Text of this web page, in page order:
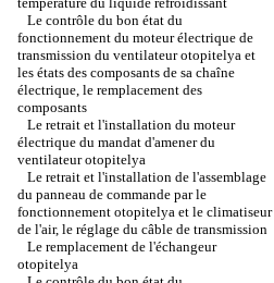
Le contrôle du bon état du
fonctionnement du moteur électrique de
transmission du ventilateur otopitelya et
les états des composants de sa chaîne
électrique, le remplacement des
composants
Le retrait et l'installation du moteur
électrique du mandat d'amener du
ventilateur otopitelya
Le retrait et l'installation de l'assemblage
du panneau de commande par le
fonctionnement otopitelya et le climatiseur
de l'air, le réglage du câble de transmission
Le remplacement de l'échangeur
otopitelya